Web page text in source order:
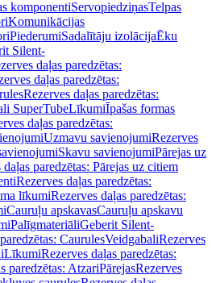
komponentiServopiedziņasTelpas
Komunikācijas
PiederumiSadalītāju izolācijaĒku
Silent-
daļas paredzētas:
daļas paredzētas:
Rezerves daļas paredzētas:
SuperTubeLīkumiĪpašas formas
daļas paredzētas:
Uzmavu savienojumiRezerves
Skavu savienojumiPārejas uz
daļas paredzētas: Pārejas uz citiem
Rezerves daļas paredzētas:
līkumiRezerves daļas paredzētas:
Cauruļu apskavasCauruļu apskavu
PalīgmateriāliGeberit Silent-
CaurulesVeidgabaliRezerves
LīkumiRezerves daļas paredzētas:
paredzētas: AtzariPārejasRezerves